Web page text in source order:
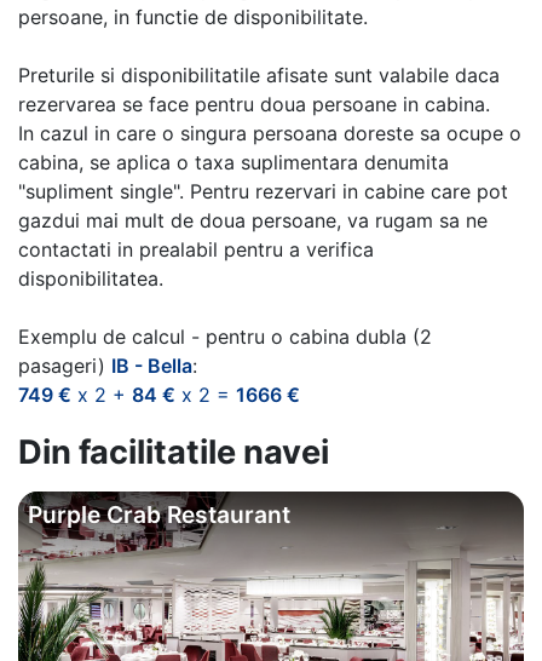
persoane, in functie de disponibilitate.
Preturile si disponibilitatile afisate sunt valabile daca
rezervarea se face pentru doua persoane in cabina.
In cazul in care o singura persoana doreste sa ocupe o
cabina, se aplica o taxa suplimentara denumita
"supliment single". Pentru rezervari in cabine care pot
gazdui mai mult de doua persoane, va rugam sa ne
contactati in prealabil pentru a verifica
disponibilitatea.
Exemplu de calcul - pentru o cabina dubla (2
pasageri) IB - Bella:
749 € x 2 + 84 € x 2 = 1666 €
Din facilitatile navei
Purple Crab Restaurant